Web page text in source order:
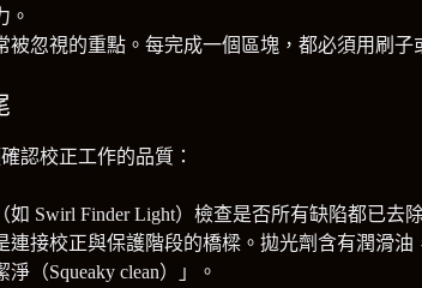
。
被忽視的重點。每完成一個區塊，都必須用刷
認校正工作的品質：
如 Swirl Finder Light）檢查是否所有缺陷都已
連接校正與保護階段的橋樑。拋光劑含有潤滑
（Squeaky clean）」。